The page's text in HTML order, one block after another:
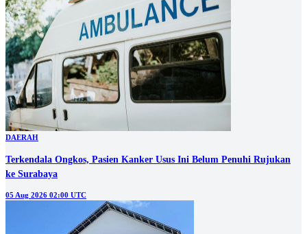
DAERAH
Terkendala Ongkos, Pasien Kanker Usus Ini Belum Penuhi Rujukan
ke Surabaya
05 Aug 2026 02:00 UTC